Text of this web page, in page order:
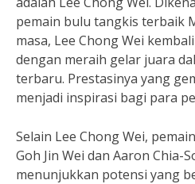
pemain bulu tangkis terbaik
masa, Lee Chong Wei
dengan meraih gelar juara
terbaru. Prestasinya yang
menjadi inspirasi bagi para
Selain Lee Chong Wei,
Goh Jin Wei dan Aaron Chia-
menunjukkan potensi yang